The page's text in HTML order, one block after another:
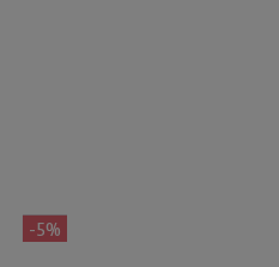
- 5%